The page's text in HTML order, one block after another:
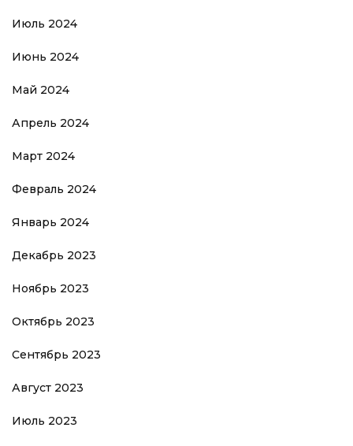
Июль 2024
Июнь 2024
Май 2024
Апрель 2024
Март 2024
Февраль 2024
Январь 2024
Декабрь 2023
Ноябрь 2023
Октябрь 2023
Сентябрь 2023
Август 2023
Июль 2023